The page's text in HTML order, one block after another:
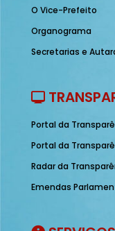
O Vice-Prefeito
Organograma
Secretarias e
Portal da
Portal da
Radar da
Emendas